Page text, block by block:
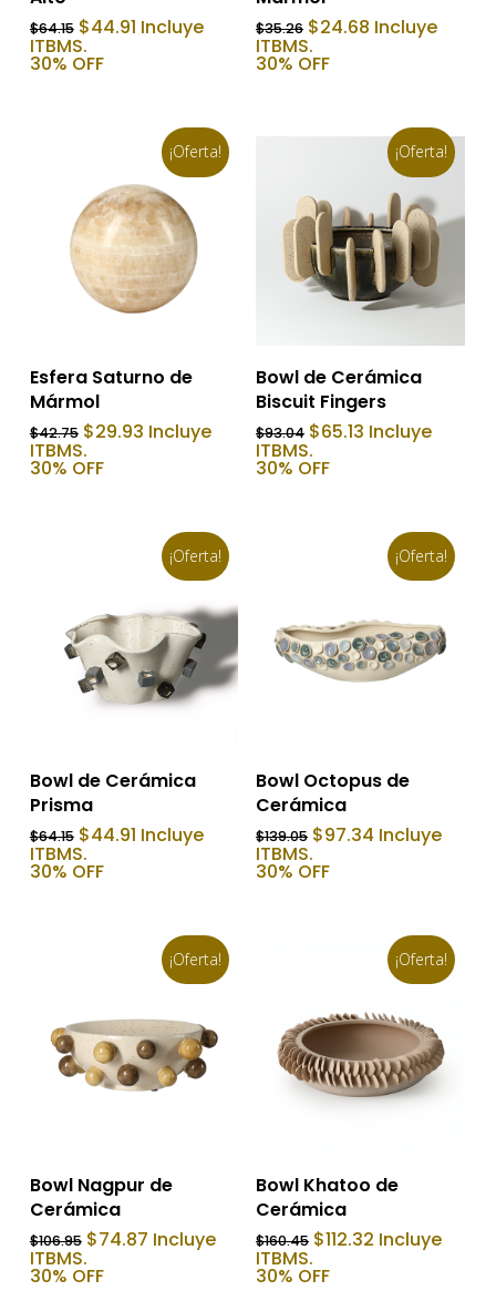
$64.15 El
precio
original
$44.91El
precio
Incluye
ITBMS.
30% OFF
$35.26 El
precio
original
$24.68 El
precio
Incluye
ITBMS.
30% OFF
¡Oferta!
Añadir Al Carrito
Esfera Saturno de
Mármol
$42.75 El
precio
original
$29.93El
precio
Incluye
ITBMS.
30% OFF
¡Oferta!
Añadir Al Carrito
Bowl de Cerámica
Biscuit Fingers
$93.04 El
precio
original
$65.13 El
precio
Incluye
ITBMS.
30% OFF
¡Oferta!
Añadir Al Carrito
Bowl de Cerámica
Prisma
$64.15 El
precio
original
$44.91El
precio
Incluye
ITBMS.
30% OFF
¡Oferta!
Añadir Al Carrito
Bowl Octopus de
Cerámica
$139.05 El
precio
original
$97.34 El
precio
Incluye
ITBMS.
30% OFF
¡Oferta!
Añadir Al Carrito
Bowl Nagpur de
Cerámica
$106.95 El
original
$74.87El
precio
Incluye
ITBMS.
30% OFF
¡Oferta!
Añadir Al Carrito
Bowl Khatoo de
Cerámica
$160.45 El
original
$112.32 El
precio
Incluye
ITBMS.
30% OFF